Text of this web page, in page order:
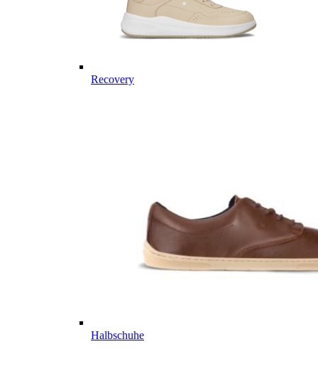
Recovery
Halbschuhe